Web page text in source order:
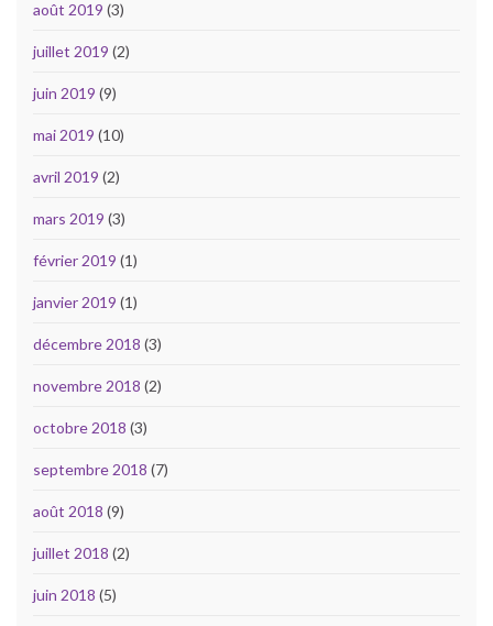
août 2019 (3)
juillet 2019 (2)
juin 2019 (9)
mai 2019 (10)
avril 2019 (2)
mars 2019 (3)
février 2019 (1)
janvier 2019 (1)
décembre 2018 (3)
novembre 2018 (2)
octobre 2018 (3)
septembre 2018 (7)
août 2018 (9)
juillet 2018 (2)
juin 2018 (5)